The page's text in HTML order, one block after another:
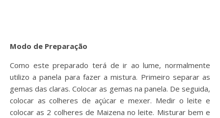
Modo de Preparação
Como este preparado terá de ir ao lume, normalmente
utilizo a panela para fazer a mistura. Primeiro separar as
gemas das claras. Colocar as gemas na panela. De seguida,
colocar as colheres de açúcar e mexer. Medir o leite e
colocar as 2 colheres de Maizena no leite. Misturar bem e